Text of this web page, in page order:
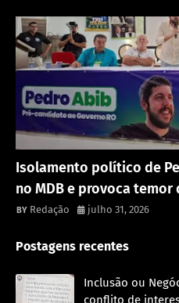
Isolamento político de
no MDB e provoca
Redação julho 31, 2026
Postagens recentes
Inclusão ou
conflito de